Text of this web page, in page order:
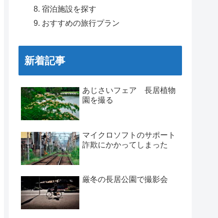
宿泊施設を探す
おすすめの旅行プラン
新着記事
あじさいフェア 長居植物
園を撮る
マイクロソフトのサポート
詐欺にかかってしまった
厳冬の長居公園で撮影会